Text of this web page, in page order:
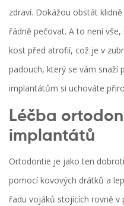
zdraví. Dokážou obstát
řádně pečovat. A to není
kost před atrofií, což je v
padouch, který se vám snaží
implantátům si uchováte
Léčba
implantátů
Ortodontie je jako ten
pomocí kovových drátků a
řadu vojáků stojících rovně v